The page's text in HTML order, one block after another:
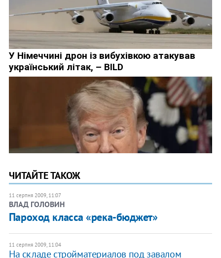
ЧИТАЙТЕ ТАКОЖ
11 серпня 2009, 11:07
ВЛАД ГОЛОВИН
Пароход класса «река-бюджет»
11 серпня 2009, 11:04
На складе стройматериалов под завалом